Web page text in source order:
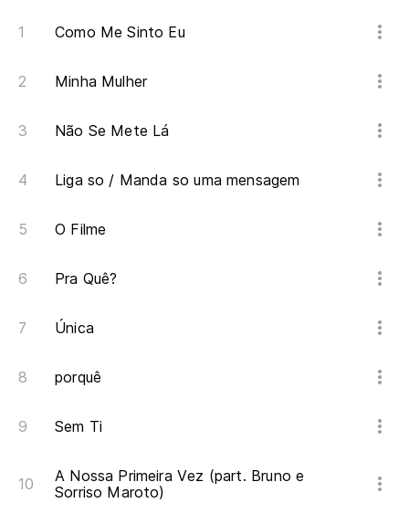
Como Me Sinto Eu
Minha Mulher
Não Se Mete Lá
Liga so / Manda so uma mensagem
O Filme
Pra Quê?
Única
porquê
Sem Ti
A Nossa Primeira Vez (part. Bruno e
Sorriso Maroto)